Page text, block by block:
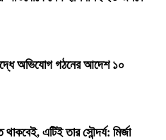
অভিযোগ গঠনের আদেশ ১০
এটিই তার সৌন্দর্য: মির্জা